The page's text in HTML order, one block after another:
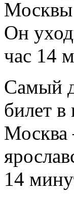
Москвы
Он
час 14
Самый
билет в
Москва
14